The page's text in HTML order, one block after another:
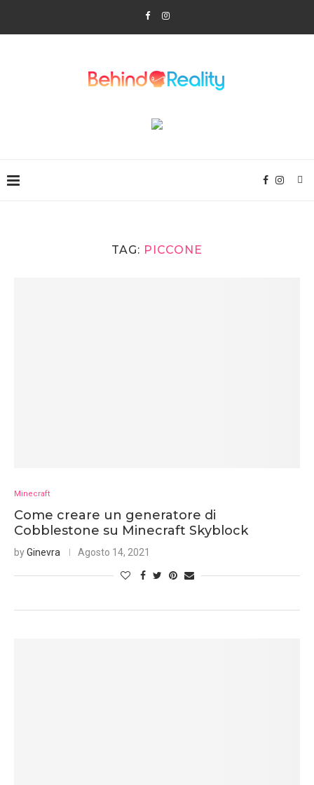
TAG: PICCONE
Minecraft
Come creare un generatore di
Cobblestone su Minecraft Skyblock
byGinevra Agosto 14, 2021